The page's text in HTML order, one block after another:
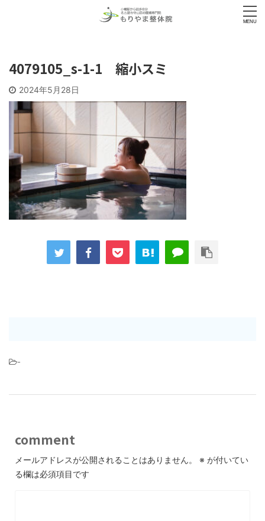
4079105_s-1-1 縮小スミ
2024年5月28日
-
comment
メールアドレスが公開されることはありません。 ※ が付いてい
る欄は必須項目です